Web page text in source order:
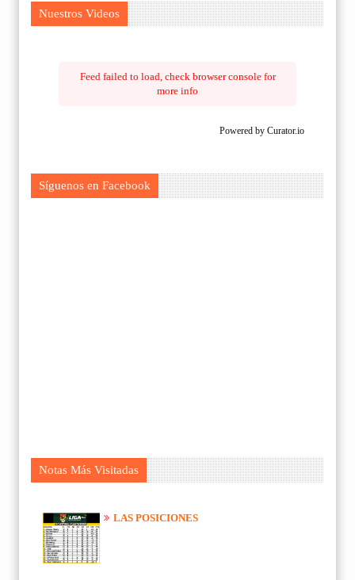
Nuestros Videos
Feed failed to load, check browser console for
more info
Powered by Curator.io
Síguenos en Facebook
Notas Más Visitadas
LAS POSICIONES